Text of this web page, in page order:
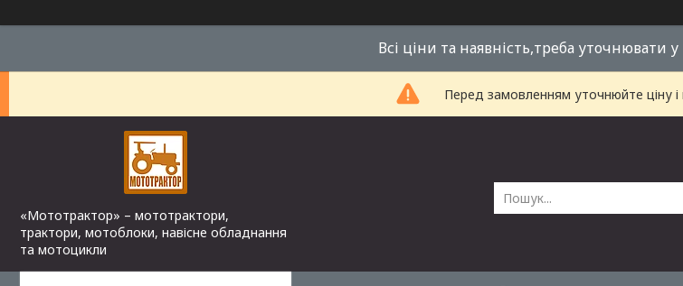
Всі ціни та наявність,треба уточнювати
Перед замовленням уточнюйте ціну
«Мототрактор» – мототрактори,
трактори, мотоблоки, навісне обладнання
та мотоцикли